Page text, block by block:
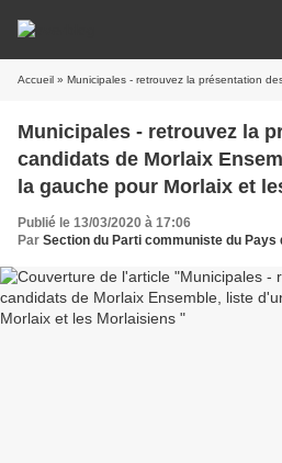
Accueil » Municipales - retrouvez la présentation des candidats de Morlaix
Municipales - retrouvez la
candidats de Morlaix
la gauche pour Morlaix et
Publié le 13/03/2020 à 17:06
Par Section du Parti communiste du Pays